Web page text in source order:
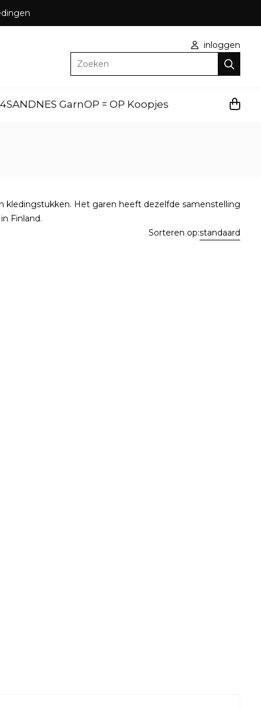
inloggen
Zoeken
SANDNES GarnOP = OP Koopjes
kledingstukken. Het garen heeft dezelfde samenstelling
Finland.
Sorteren op:standaard